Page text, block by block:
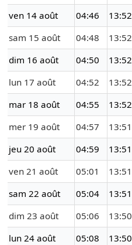
ven 14 août
04:46 13:52
sam 15 août
04:48 13:52
dim 16 août
04:50 13:52
lun 17 août
04:52 13:52
mar 18 août
04:55 13:52
mer 19 août
04:57 13:51
jeu 20 août
04:59 13:51
ven 21 août
05:01 13:51
sam 22 août
05:04 13:51
dim 23 août
05:06 13:50
lun 24 août
05:08 13:50